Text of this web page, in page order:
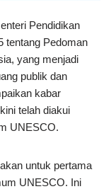
Pendidikan
tentang Pedoman
yang menjadi
publik dan
kabar
telah diakui
UNESCO.
untuk pertama
UNESCO. Ini